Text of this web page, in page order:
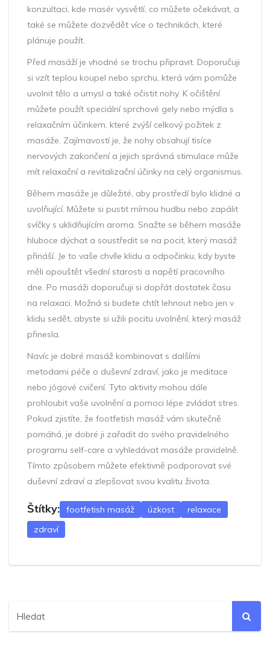
konzultaci, kde masér vysvětlí, co můžete očekávat, a
také se můžete dozvědět více o technikách, které
plánuje použít.
Před masáží je vhodné se trochu připravit. Doporučuji
si vzít teplou koupel nebo sprchu, která vám pomůže
uvolnit tělo a umysl a také očistit nohy. K očištění
můžete použít speciální sprchové gely nebo mýdla s
relaxačním účinkem, které zvýší celkový požitek z
masáže. Zajímavostí je, že nohy obsahují tisíce
nervových zakončení a jejich správná stimulace může
mít relaxační a revitalizační účinky na celý organismus.
Během masáže je důležité, aby prostředí bylo klidné a
uvolňující. Můžete si pustit mírnou hudbu nebo zapálit
svíčky s uklidňujícím aroma. Snažte se během masáže
hluboce dýchat a soustředit se na pocit, který masáž
přináší. Je to vaše chvíle klidu a odpočinku, kdy byste
měli opouštět všední starosti a napětí pracovního
dne. Po masáži doporučuji si dopřát dostatek času
na relaxaci. Možná si budete chtít lehnout nebo jen v
klidu sedět, abyste si užili pocitu uvolnění, který masáž
přinesla.
Navíc je dobré masáž kombinovat s dalšími
metodami péče o duševní zdraví, jako je meditace
nebo jógové cvičení. Tyto aktivity mohou dále
prohloubit vaše uvolnění a pomoci lépe zvládat stres.
Pokud zjistíte, že footfetish masáž vám skutečně
pomáhá, je dobré ji zařadit do svého pravidelného
programu self-care a vyhledávat masáže pravidelně.
Tímto způsobem můžete efektivně podporovat své
duševní zdraví a zlepšovat svou kvalitu života.
Štítky: footfetish masáž úzkost
relaxace
zdraví